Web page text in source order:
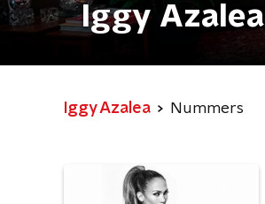
Iggy Azalea
Iggy Azalea Nummers